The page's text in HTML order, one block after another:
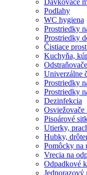
Dávkovače
Podlahy
WC hygiena
Prostriedky
Prostriedky
Čistiace
Kuchyňa,
Univerzálne
Prostriedky
Prostriedky
Dezinfekcia
Osviežovače
Pisoárové
Utierky,
Hubky,
Pomôcky na
Vrecia na
Odpadkové
Jednorazový